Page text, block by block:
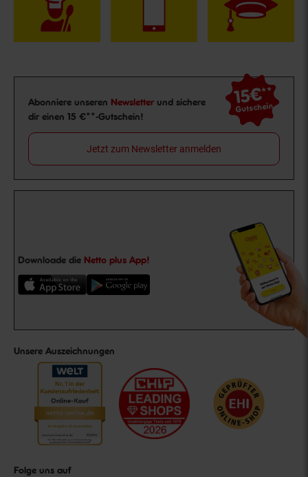
Newsletter Anmeldung
Abonniere unseren Newsletter und sichere
dir einen 15 €**-Gutschein!
15€**
Gutschein
Jetzt zum Newsletter anmelden
Downloade die Netto plus App!
Unsere Auszeichnungen
Folge uns auf